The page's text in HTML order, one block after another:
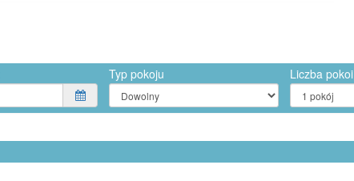
Typ pokoju Liczba pokoi